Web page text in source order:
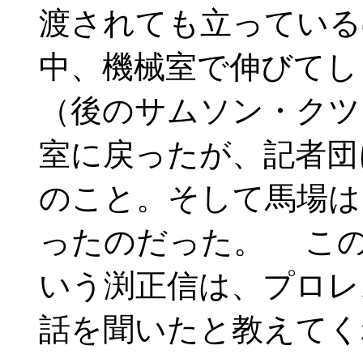
渡されても立ってい
中、機械室で伸びて
（後のサムソン・ク
室に戻ったが、記者
のこと。そして馬場
ったのだった。 こ
いう渕正信は、プロ
話を聞いたと教え